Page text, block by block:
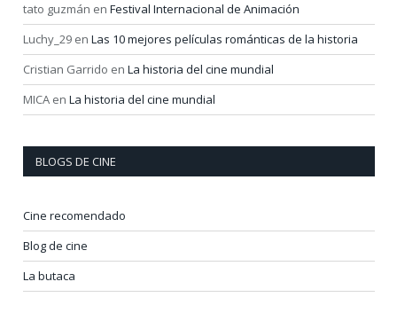
tato guzmán en Festival Internacional de Animación
Luchy_29 en Las 10 mejores películas románticas de la historia
Cristian Garrido en La historia del cine mundial
MICA en La historia del cine mundial
BLOGS DE CINE
Cine recomendado
Blog de cine
La butaca